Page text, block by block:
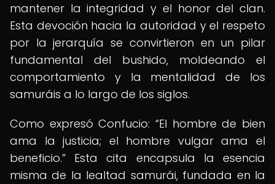
mantener la integridad y el honor del clan.
Esta devoción hacia la autoridad y el respeto
por la jerarquía se convirtieron en un pilar
fundamental del bushido, moldeando el
comportamiento y la mentalidad de los
samuráis a lo largo de los siglos.
Como expresó Confucio:
El hombre de bien
ama la justicia; el hombre vulgar ama el
beneficio.
Esta cita encapsula la esencia
misma de la lealtad samurái, fundada en la